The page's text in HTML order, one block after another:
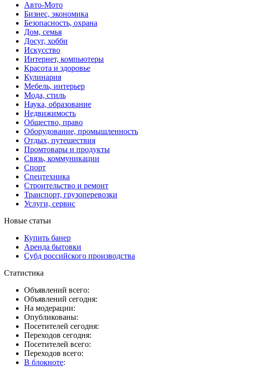
Авто-Мото
Бизнес, экономика
Безопасность, охрана
Дом, семья
Досуг, хобби
Искусство
Интернет, компьютеры
Красота и здоровье
Кулинария
Мебель, интерьер
Мода, стиль
Наука, образование
Недвижимость
Общество, право
Оборудование, промышленность
Отдых, путешествия
Промтовары и продукты
Связь, коммуникации
Спорт
Спецтехника
Строительство и ремонт
Транспорт, грузоперевозки
Услуги, сервис
Новые статьи
Купить банер
Аренда бытовки
Субд российского производства
Статистика
Объявлений всего:
Объявлений сегодня:
На модерации:
Опубликованы:
Посетителей сегодня:
Переходов сегодня:
Посетителей всего:
Переходов всего:
В блокноте: